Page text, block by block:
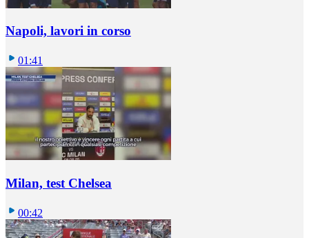
Napoli, lavori in corso
01:41
Milan, test Chelsea
00:42